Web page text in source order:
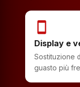
smartphone
Display e
Sostituzione
guasto più